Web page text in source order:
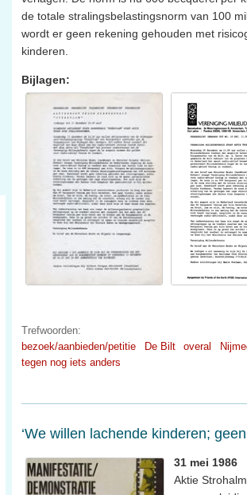
de totale stralingsbelastingsnorm van 100
wordt er geen rekening gehouden met
kinderen.
Bijlagen:
Trefwoorden:
bezoek/aanbieden/petitie
De Bilt overal
tegen nog iets anders
‘We willen lachende kinderen;
31 mei 1986
Aktie